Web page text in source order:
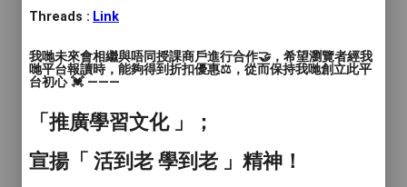
💰學費：$170 x 8堂
🟡 6-8歲 Jazz Funk (1hr)
💰學費：$170 x 8堂
🟣 9-13歲 Hip Hop (1hr)
Threads : Link
我哋未來會相繼與唔同授課商戶進行合作🤝，希望瀏覽者經我
哋平台報讀時，能夠得到折扣優惠⚖️，從而保持我哋創立此平
台初心 💓 ———
「推廣學習文化 」；
宣揚「 活到老 學到老 」精神！